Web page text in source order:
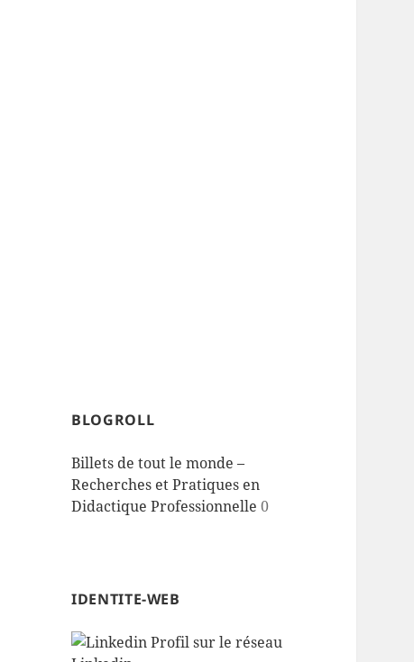
BLOGROLL
Billets de tout le monde –
Recherches et Pratiques en
Didactique Professionnelle 0
IDENTITE-WEB